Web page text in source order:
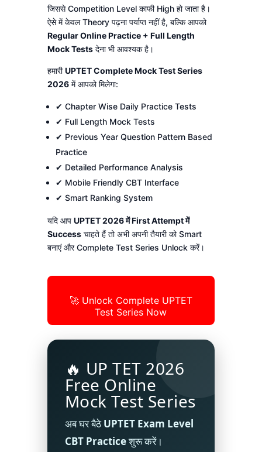
जिससे Competition Level काफी High हो जाता है।
ऐसे में केवल Theory पढ़ना पर्याप्त नहीं है, बल्कि आपको
Regular Online Practice + Full Length
Mock Testsदेना भी आवश्यक है।
हमारीUPTET Complete Mock Test Series
2026में आपको मिलेगा:
✔ Chapter Wise Daily Practice Tests
✔ Full Length Mock Tests
✔ Previous Year Question Pattern Based
Practice
✔ Detailed Performance Analysis
✔ Mobile Friendly CBT Interface
✔ Smart Ranking System
यदि आप UPTET 2026 में First Attempt में
Successचाहते हैं तो अभी अपनी तैयारी को Smart
बनाएं और Complete Test Series Unlock करें।
🚀 Unlock Complete UPTET
Test Series Now
🔥 UP TET 2026
Free Online
Mock Test Series
अब घर बैठेUPTET Exam Level
CBT Practiceशुरू करें।